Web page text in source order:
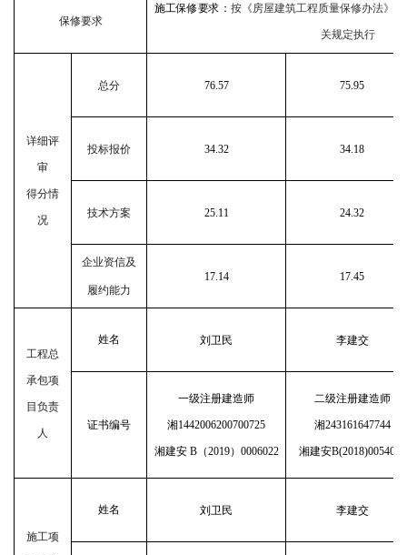
保修要求
施工保修要求： 按《房屋建筑工程质量保修办法》
关规定执行
详细评
审
得分情
况
总分 76.57 75.95
投标报价 34.32 34.18
技术方案 25.11 24.32
企业资信及
履约能力
17.14 17.45
工程总
承包项
目负责
人
姓名 刘卫民 李建交
证书编号
一级注册建造师
湘1442006200700725
湘建安 B（2019）0006022
二级注册建造师
湘243161647744
湘建安B(2018)0054017
施工项
姓名 刘卫民 李建交